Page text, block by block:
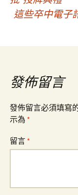
章
導
覽
這些卒中電子
發佈留言
發佈留言必須填寫
示為 *
留言 *